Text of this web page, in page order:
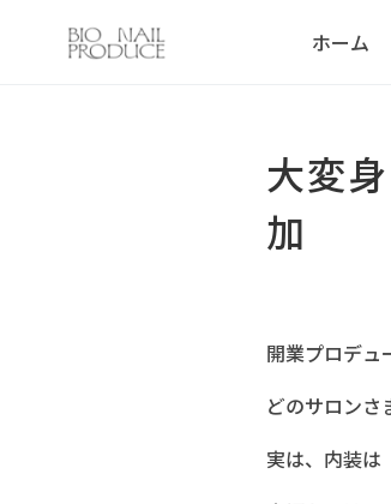
ホーム
大変
加
開業プロデュ
どのサロンさ
実は、内装は